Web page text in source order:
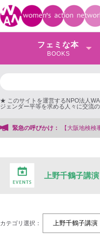
フェミな本
BOOKS
★ このサイトを運営するNPO法人
ジェンダー平等を求める人々に交流の
緊急の呼びかけ：
検事正による女性検事への性的暴
上野千鶴子講
カテゴリ選択：